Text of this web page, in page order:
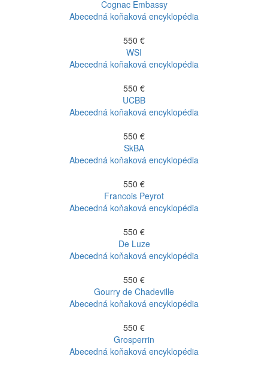
Cognac Embassy
Abecedná koňaková encyklopédia
550 €
WSI
Abecedná koňaková encyklopédia
550 €
UCBB
Abecedná koňaková encyklopédia
550 €
SkBA
Abecedná koňaková encyklopédia
550 €
Francois Peyrot
Abecedná koňaková encyklopédia
550 €
De Luze
Abecedná koňaková encyklopédia
550 €
Gourry de Chadeville
Abecedná koňaková encyklopédia
550 €
Grosperrin
Abecedná koňaková encyklopédia